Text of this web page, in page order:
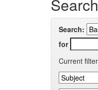
Search
Search:
for
Current